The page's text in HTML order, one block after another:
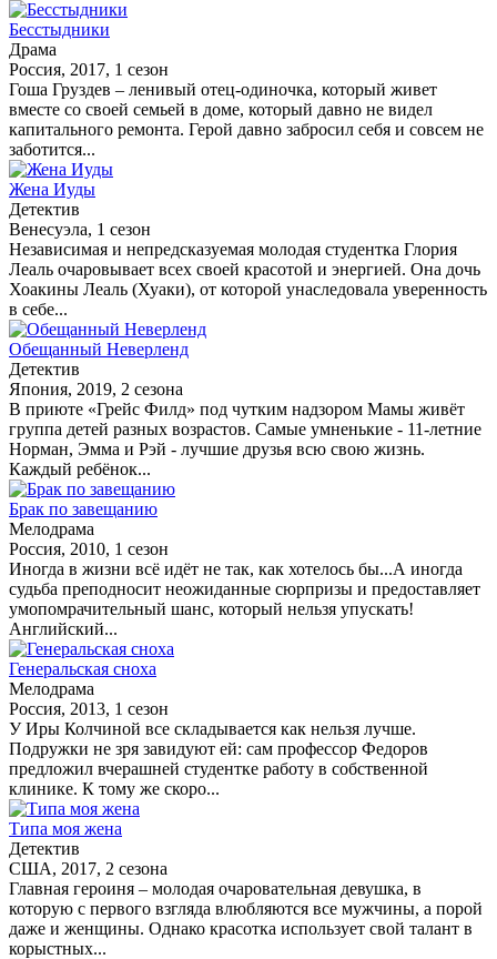
Бесстыдники
Драма
Россия, 2017, 1 сезон
Гоша Груздев – ленивый отец-одиночка, который живет
вместе со своей семьей в доме, который давно не видел
капитального ремонта. Герой давно забросил себя и совсем не
заботится...
Жена Иуды
Детектив
Венесуэла, 1 сезон
Независимая и непредсказуемая молодая студентка Глория
Леаль очаровывает всех своей красотой и энергией. Она дочь
Хоакины Леаль (Хуаки), от которой унаследовала уверенность
в себе...
Обещанный Неверленд
Детектив
Япония, 2019, 2 сезона
В приюте «Грейс Филд» под чутким надзором Мамы живёт
группа детей разных возрастов. Самые умненькие - 11-летние
Норман, Эмма и Рэй - лучшие друзья всю свою жизнь.
Каждый ребёнок...
Брак по завещанию
Мелодрама
Россия, 2010, 1 сезон
Иногда в жизни всё идёт не так, как хотелось бы...А иногда
судьба преподносит неожиданные сюрпризы и предоставляет
умопомрачительный шанс, который нельзя упускать!
Английский...
Генеральская сноха
Мелодрама
Россия, 2013, 1 сезон
У Иры Колчиной все складывается как нельзя лучше.
Подружки не зря завидуют ей: сам профессор Федоров
предложил вчерашней студентке работу в собственной
клинике. К тому же скоро...
Типа моя жена
Детектив
США, 2017, 2 сезона
Главная героиня – молодая очаровательная девушка, в
которую с первого взгляда влюбляются все мужчины, а порой
даже и женщины. Однако красотка использует свой талант в
корыстных...